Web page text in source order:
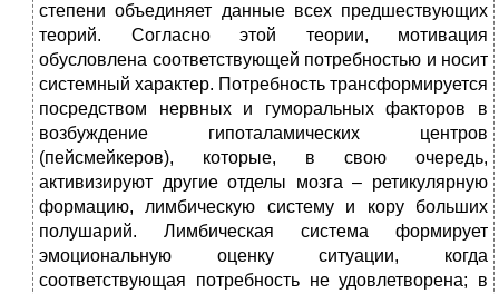
степени объединяет данные всех предшествующих
теорий. Согласно этой теории, мотивация
обусловлена соответствующей потребностью и носит
системный характер. Потребность трансформируется
посредством нервных и гуморальных факторов в
возбуждение гипоталамических центров
(пейсмейкеров), которые, в свою очередь,
активизируют другие отделы мозга – ретикулярную
формацию, лимбическую систему и кору больших
полушарий. Лимбическая система формирует
эмоциональную оценку ситуации, когда
соответствующая потребность не удовлетворена; в